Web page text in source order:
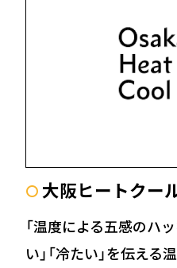
〇 大阪ヒートクー
「温度による五感のハッ
い」「冷たい」を伝え